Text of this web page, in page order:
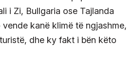
i Zi, Bullgaria ose Tajlanda
kanë klimë të ngjashme,
dhe ky fakt i bën këto